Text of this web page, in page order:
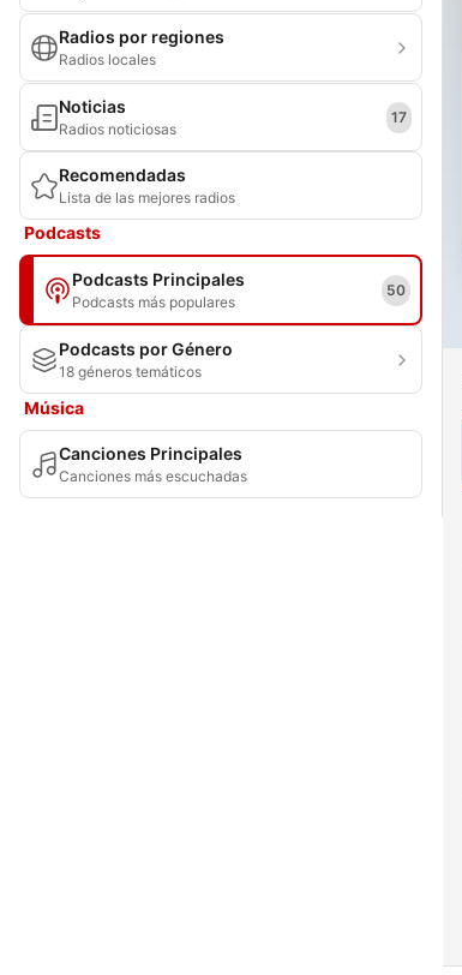
Radios por regiones
Radios locales
Noticias
Radios noticiosas
17
Recomendadas
Lista de las mejores radios
Podcasts
Podcasts Principales
Podcasts más populares
50
Podcasts por Género
18 géneros temáticos
Música
Canciones Principales
Canciones más escuchadas